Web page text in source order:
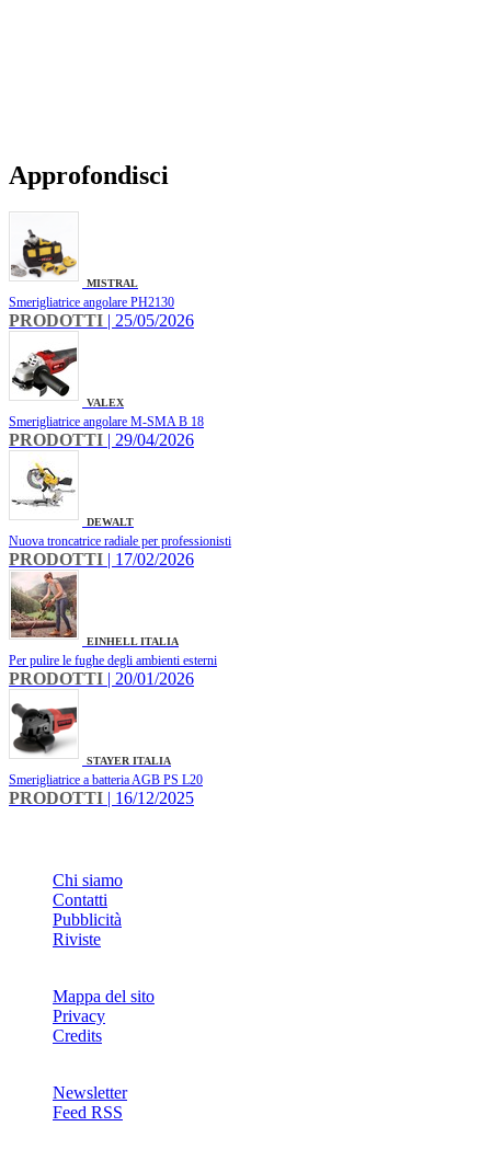
Approfondisci
MISTRAL
Smerigliatrice angolare PH2130
PRODOTTI | 25/05/2026
VALEX
Smerigliatrice angolare M-SMA B 18
PRODOTTI | 29/04/2026
DEWALT
Nuova troncatrice radiale per professionisti
PRODOTTI | 17/02/2026
EINHELL ITALIA
Per pulire le fughe degli ambienti esterni
PRODOTTI | 20/01/2026
STAYER ITALIA
Smerigliatrice a batteria AGB PS L20
PRODOTTI | 16/12/2025
Chi siamo
Contatti
Pubblicità
Riviste
Mappa del sito
Privacy
Credits
Newsletter
Feed RSS